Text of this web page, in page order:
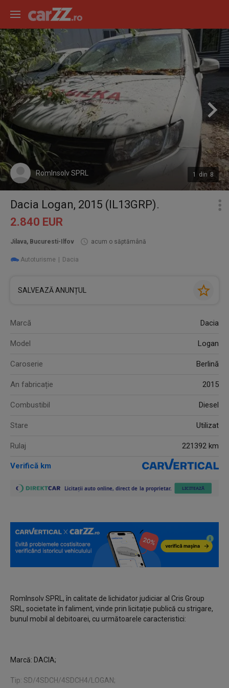
1 din 8
RomInsolv SPRL
Dacia Logan, 2015 (IL13GRP).
2.840 EUR
Jilava, Bucuresti-Ilfov acum o săptămână
Autoturisme Dacia
SALVEAZĂ ANUNȚUL
Marcă Dacia
Model Logan
Caroserie Berlină
An fabricație 2015
Combustibil Diesel
Stare Utilizat
Rulaj 221392 km
Verifică km
RomInsolv SPRL, în calitate de lichidator judiciar al Cris Group
SRL, societate în faliment, vinde prin licitație publică cu strigare,
bunul mobil al debitoarei, cu următoarele caracteristici:
Marcă: DACIA;
Tip: SD/4SDCH/4SDCH4/LOGAN;